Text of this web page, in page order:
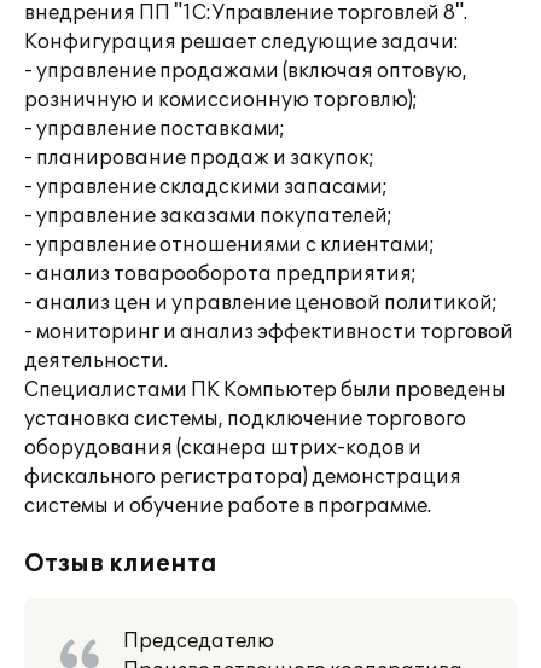
внедрения ПП "1С:Управление торговлей 8".
Конфигурация решает следующие задачи:
- управление продажами (включая оптовую,
розничную и комиссионную торговлю);
- управление поставками;
- планирование продаж и закупок;
- управление складскими запасами;
- управление заказами покупателей;
- управление отношениями с клиентами;
- анализ товарооборота предприятия;
- анализ цен и управление ценовой политикой;
- мониторинг и анализ эффективности торговой
деятельности.
Специалистами ПК Компьютер были проведены
установка системы, подключение торгового
оборудования (сканера штрих-кодов и
фискального регистратора) демонстрация
системы и обучение работе в программе.
Отзыв клиента
Председателю